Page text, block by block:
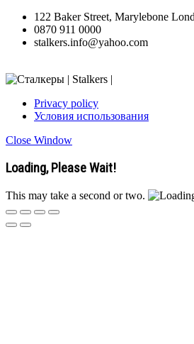
122 Baker Street, Marylebone
0870 911 0000
stalkers.info@yahoo.com
Privacy policy
Условия использования
Close Window
Loading, Please Wait!
This may take a second or two.